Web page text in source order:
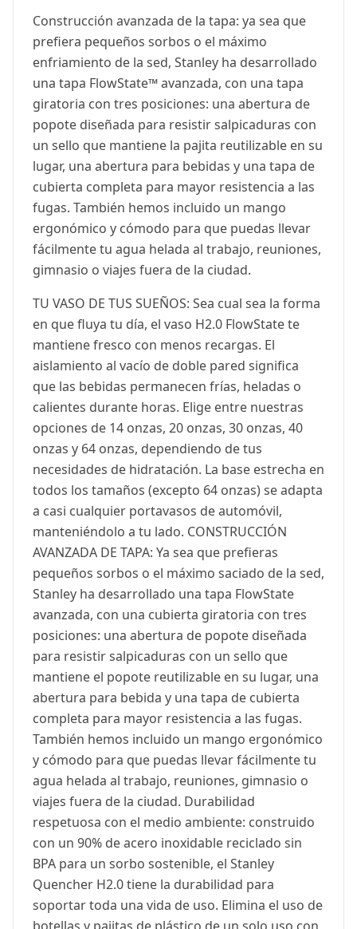
Construcción avanzada de la tapa: ya sea que
prefiera pequeños sorbos o el máximo
enfriamiento de la sed, Stanley ha desarrollado
una tapa FlowState™ avanzada, con una tapa
giratoria con tres posiciones: una abertura de
popote diseñada para resistir salpicaduras con
un sello que mantiene la pajita reutilizable en su
lugar, una abertura para bebidas y una tapa de
cubierta completa para mayor resistencia a las
fugas. También hemos incluido un mango
ergonómico y cómodo para que puedas llevar
fácilmente tu agua helada al trabajo, reuniones,
gimnasio o viajes fuera de la ciudad.
TU VASO DE TUS SUEÑOS: Sea cual sea la forma
en que fluya tu día, el vaso H2.0 FlowState te
mantiene fresco con menos recargas. El
aislamiento al vacío de doble pared significa
que las bebidas permanecen frías, heladas o
calientes durante horas. Elige entre nuestras
opciones de 14 onzas, 20 onzas, 30 onzas, 40
onzas y 64 onzas, dependiendo de tus
necesidades de hidratación. La base estrecha en
todos los tamaños (excepto 64 onzas) se adapta
a casi cualquier portavasos de automóvil,
manteniéndolo a tu lado. CONSTRUCCIÓN
AVANZADA DE TAPA: Ya sea que prefieras
pequeños sorbos o el máximo saciado de la sed,
Stanley ha desarrollado una tapa FlowState
avanzada, con una cubierta giratoria con tres
posiciones: una abertura de popote diseñada
para resistir salpicaduras con un sello que
mantiene el popote reutilizable en su lugar, una
abertura para bebida y una tapa de cubierta
completa para mayor resistencia a las fugas.
También hemos incluido un mango ergonómico
y cómodo para que puedas llevar fácilmente tu
agua helada al trabajo, reuniones, gimnasio o
viajes fuera de la ciudad. Durabilidad
respetuosa con el medio ambiente: construido
con un 90% de acero inoxidable reciclado sin
BPA para un sorbo sostenible, el Stanley
Quencher H2.0 tiene la durabilidad para
soportar toda una vida de uso. Elimina el uso de